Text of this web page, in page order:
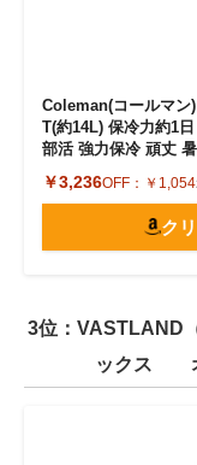
Coleman(コールマン
T(約14L) 保冷力約1
部活 強力保冷 頑丈
￥3,236OFF： ￥1,054
ク
3位：VASTLAND
ックス